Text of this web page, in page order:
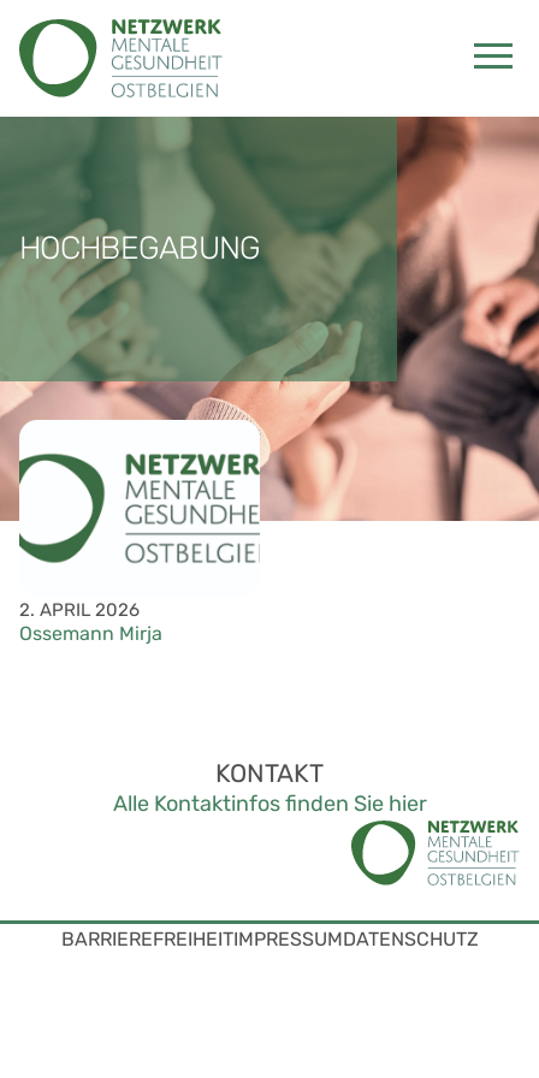
HOCHBEGABUNG
2. APRIL 2026
Ossemann Mirja
KONTAKT
Alle Kontaktinfos finden Sie hier
BARRIEREFREIHEITIMPRESSUMDATENSCHUTZ